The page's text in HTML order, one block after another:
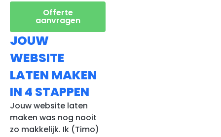
Offerte
aanvragen
JOUW
WEBSITE
LATEN MAKEN
IN 4 STAPPEN
Jouw website laten
maken was nog nooit
zo makkelijk. Ik (Timo)